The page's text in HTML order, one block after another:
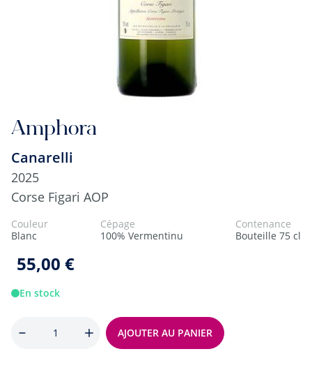
Amphora
Canarelli
2025
Corse Figari AOP
Couleur
Blanc
Cépage
100% Vermentinu
Contenance
Bouteille 75 cl
55,00 €
En stock
AJOUTER AU PANIER